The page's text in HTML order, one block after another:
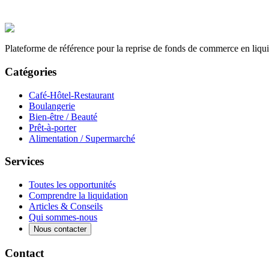
Plateforme de référence pour la reprise de fonds de commerce en
Catégories
Café-Hôtel-Restaurant
Boulangerie
Bien-être / Beauté
Prêt-à-porter
Alimentation / Supermarché
Services
Toutes les opportunités
Comprendre la liquidation
Articles & Conseils
Qui sommes-nous
Nous contacter
Contact